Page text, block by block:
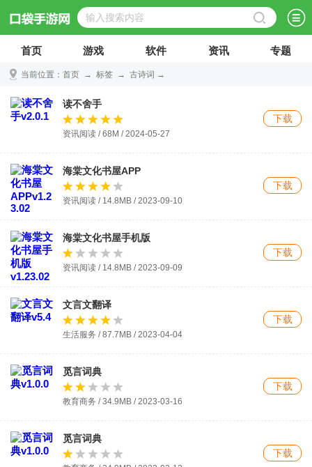
首页 游戏 软件 资讯 专题
当前位置： 首页 → 标签 → 古诗词 →
读不舍手
资讯阅读 / 68M / 2024-05-27
下载
海棠文化书屋APP
资讯阅读 / 14.8MB / 2023-09-10
下载
海棠文化书屋手机版
资讯阅读 / 14.8MB / 2023-09-09
下载
文言文翻译
生活服务 / 87.7MB / 2023-04-04
下载
觅言词典
教育商务 / 34.9MB / 2023-03-16
下载
觅言词典
下载